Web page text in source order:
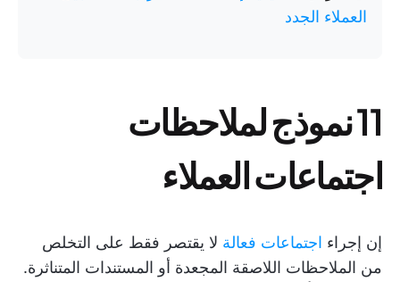
العملاء الجدد
11 نموذج لملاحظات
اجتماعات العملاء
إن إجراء اجتماعات فعالة لا يقتصر فقط على التخلص
من الملاحظات اللاصقة المجعدة أو المستندات المتناثرة.